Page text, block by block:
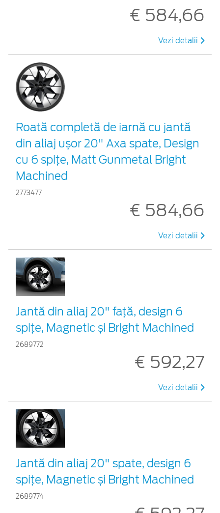
€ 584,66
Vezi detalii
Roată completă de iarnă cu jantă
din aliaj ușor 20" Axa spate, Design
cu 6 spițe, Matt Gunmetal Bright
Machined
2773477
€ 584,66
Vezi detalii
Jantă din aliaj 20" față, design 6
spițe, Magnetic și Bright Machined
2689772
€ 592,27
Vezi detalii
Jantă din aliaj 20" spate, design 6
spițe, Magnetic și Bright Machined
2689774